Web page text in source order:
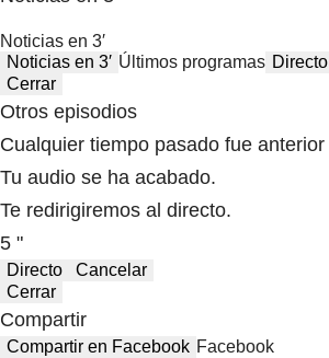
Noticias en 3′
Noticias en 3′ Últimos programas Directo
Cerrar
Otros episodios
Cualquier tiempo pasado fue anterior
Tu audio se ha acabado.
Te redirigiremos al directo.
5 "
Directo
Cancelar
Cerrar
Compartir
Compartir en Facebook Facebook